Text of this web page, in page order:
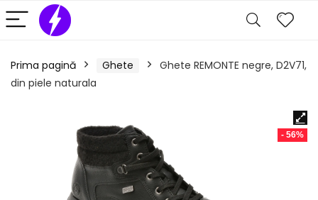
Prima pagină Ghete
Ghete REMONTE negre, D2V71,
din piele naturala
- 56%